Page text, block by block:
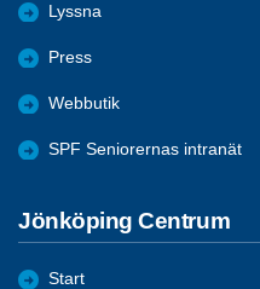
Lyssna
Press
Webbutik
SPF Seniorernas intranät
Jönköping Centrum
Start